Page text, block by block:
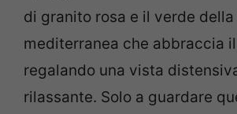
di granito rosa e il verde
mediterranea che abbraccia
regalando una vista
rilassante. Solo a guardare